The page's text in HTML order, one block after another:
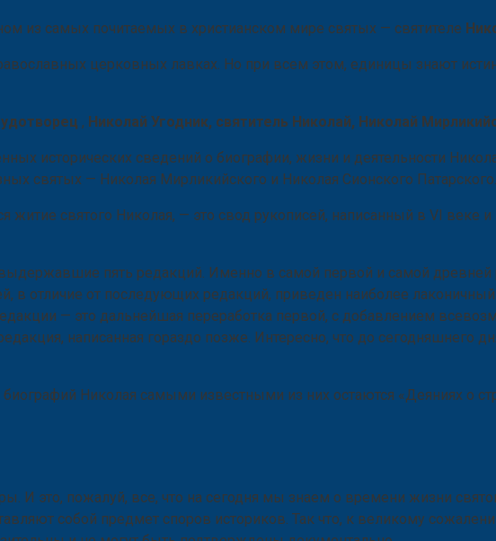
из самых почитаемых в христианском мире святых — святителе
церковных лавках. Но при всем этом, единицы знают
, Николай Угодник, святитель Николай, Николай
исторических сведений о биографии, жизни и деятельности
святых — Николая Мирликийского и Николая Сионского Патарского.
святого Николая, — это свод рукописей, написанный в VI веке
пять редакций. Именно в самой первой и самой древней
в отличие от последующих редакций, приведен наиболее
— это дальнейшая переработка первой, с добавлением
написанная гораздо позже. Интересно, что до сегодняшнего
Николая самыми известными из них остаются «Деяниях о
И это, пожалуй, все, что на сегодня мы знаем о времени жизни
собой предмет споров историков. Так что, к великому